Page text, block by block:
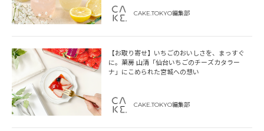
CAKE.TOKYO編集部
【お取り寄せ】いちごのおいしさを、まっすぐ
に。菓房 山清「仙台いちごのチーズカタラー
ナ」にこめられた宮城への想い
CAKE.TOKYO編集部